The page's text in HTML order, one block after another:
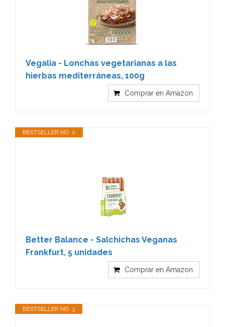
Vegalia - Lonchas vegetarianas a las
hierbas mediterráneas, 100g
Comprar en Amazon
BESTSELLER NO. 2
Better Balance - Salchichas Veganas
Frankfurt, 5 unidades
Comprar en Amazon
BESTSELLER NO. 3